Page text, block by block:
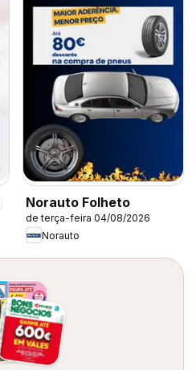
Norauto Folheto
de terça-feira 04/08/2026
Norauto